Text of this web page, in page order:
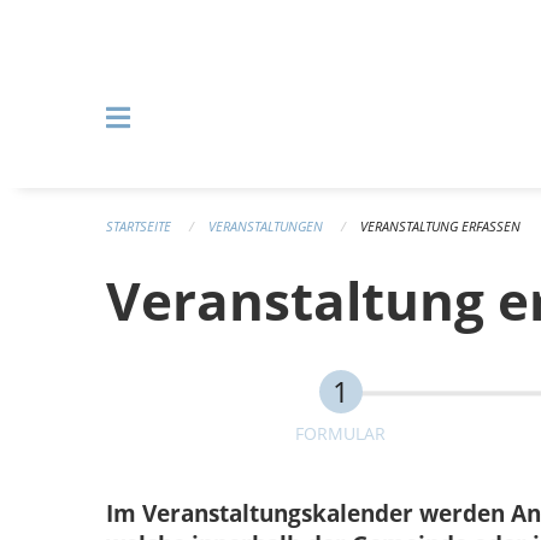
STARTSEITE VERANSTALTUNGEN VERANSTALTUNG ERFASSEN
Veranstaltung
FORMULAR
Im Veranstaltungskalender werden